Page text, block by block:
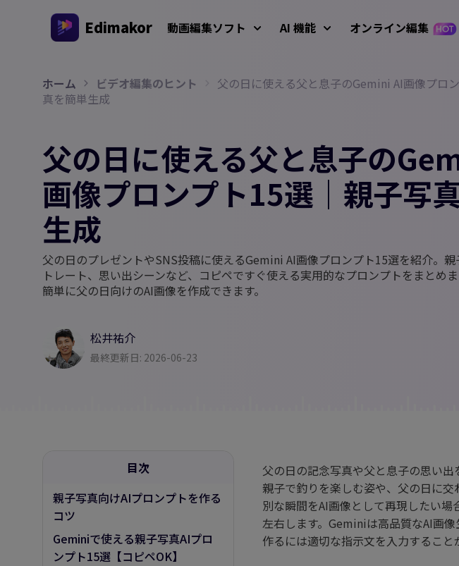
Edimakor 動画編集ソフト
プラットフォーム
Windows 11/10 対応のオールインワンAI動画編集ソ
フト、多彩なメディア素材を搭載
Mac動画編集ソフト
Mac対応の簡単AI動画編集ソフト、さまざまなAI機
能を搭載
動画編集
動画を逆再生
グリーンバック除
動画にテキストを
AI 機能
動画/画像
AIテキストから動
画生成
AI動画翻訳
AI画像生成
AI動画補正
オンライン編集
動画クリエイター
多言語動画制作
AIキス動画
AIワールドカップ動画
ジブリ風フィルター
ホーム ビデオ編集のヒント
父の日に使える父と息子のGemini AI画像プロ
真を簡単生成
父の日に使える父と息子の
画像プロンプト15選｜親子写
生成
父の日のプレゼントやSNS投稿に使えるGemini AI画像プロンプト15選を紹介。
トレート、思い出シーンなど、コピペですぐ使える実用的なプロンプトをまとめ
簡単に父の日向けのAI画像を作成できます。
松井祐介
最終更新日: 2026-06-23
目次
親子写真向けAIプロンプトを作る
コツ
Geminiで使える親子写真AIプロ
ンプト15選【コピペOK】
父の日の記念写真や父と息子の思い出
親子で釣りを楽しむ姿や、父の日に
別な瞬間をAI画像として再現したい
左右します。Geminiは高品質なAI画
作るには適切な指示文を入力すること